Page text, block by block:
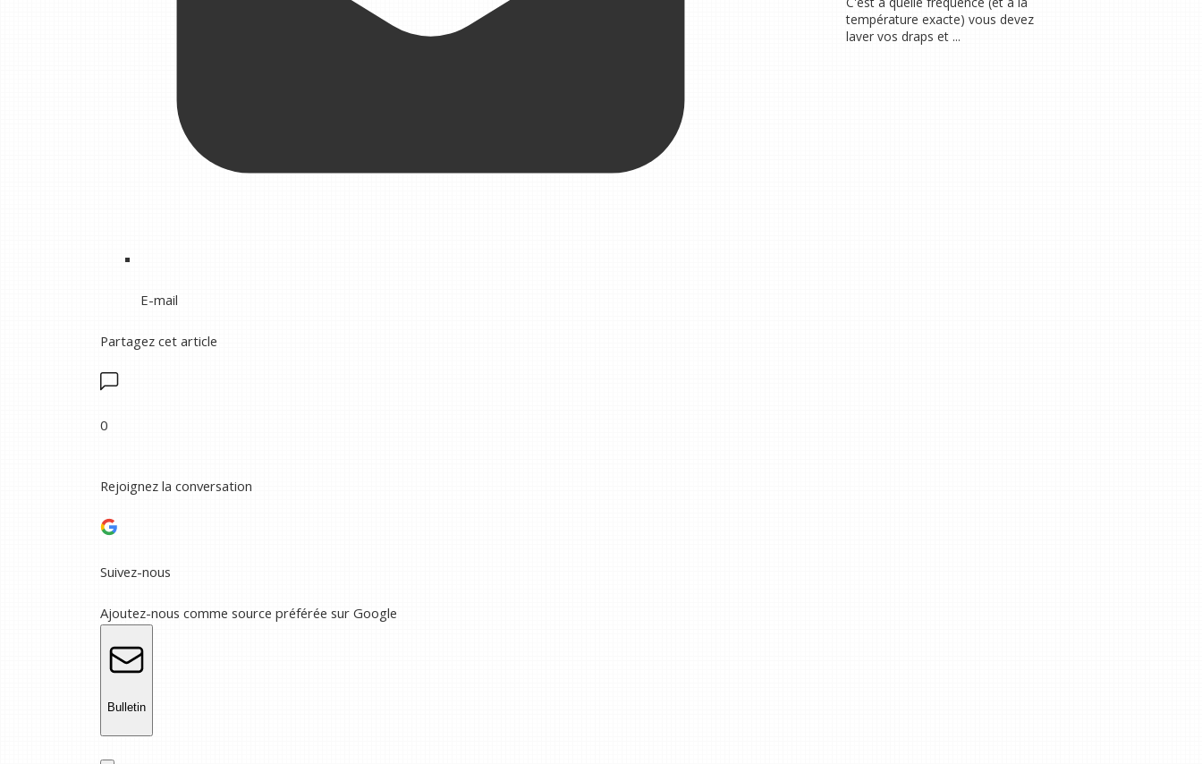
E-mail
Partagez cet article
0
Rejoignez la conversation
Suivez-nous
Ajoutez-nous comme source préférée sur Google
Bulletin
température exacte) vous devez
laver vos draps et ...